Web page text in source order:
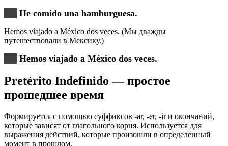
He comido una hamburguesa.
Hemos viajado a México dos veces. (Мы дважды
путешествовали в Мексику.)
Hemos viajado a México dos veces.
Pretérito Indefinido — простое
прошедшее время
Формируется с помощью суффиксов -ar, -er, -ir и окончаний,
которые зависят от глагольного корня. Используется для
выражения действий, которые произошли в определенный
момент в прошлом.